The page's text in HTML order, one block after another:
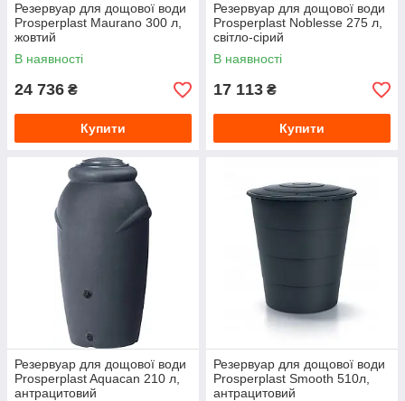
Резервуар для дощової води
Prosperplast Maurano 300 л,
жовтий
В наявності
24 736 ₴
Купити
Резервуар для дощової води
Prosperplast Noblesse 275 л,
світло-сірий
В наявності
17 113 ₴
Купити
Резервуар для дощової води
Prosperplast Aquacan 210 л,
антрацитовий
Резервуар для дощової води
Prosperplast Smooth 510л,
антрацитовий